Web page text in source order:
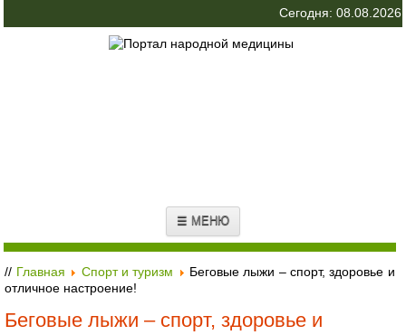
Сегодня: 08.08.2026
☰ МЕНЮ
// Главная Спорт и туризм
Беговые лыжи – спорт, здоровье и
отличное настроение!
Беговые лыжи – спорт, здоровье и